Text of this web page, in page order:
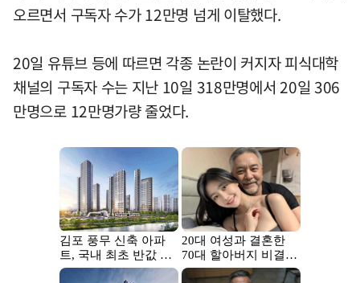
오르면서 구독자 수가 12만명 넘게 이탈했다.
20일 유튜브 등에 따르면 각종 논란이 커지자 피식대학
채널의 구독자 수는 지난 10일 318만명에서 20일 306
만명으로 12만명가량 줄었다.